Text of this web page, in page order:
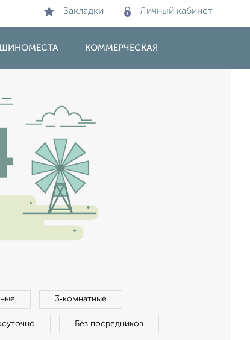
Закладки Личный кабинет
КОММЕРЧЕСКАЯ
3‑комнатные
Без посредников